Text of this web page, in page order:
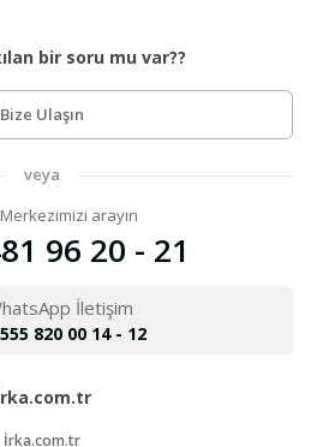
bir soru mu var??
Bize Ulaşın
veya
arayın
96 20 - 21
İletişim
820 00 14 - 12
İrka.com.tr